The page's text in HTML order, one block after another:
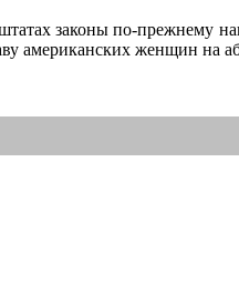
законы по-прежнему
американских женщин на